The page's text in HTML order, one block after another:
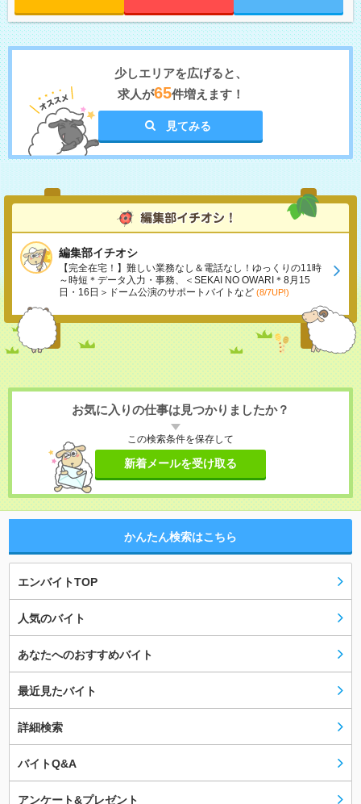
少しエリアを広げると、
求人が65件増えます！
見てみる
編集部イチオシ
【完全在宅！】難しい業務なし＆電話なし！ゆっくりの11時
～時短＊データ入力・事務、＜SEKAI NO OWARI＊8月15
日・16日＞ドーム公演のサポートバイトなど (8/7UP!)
お気に入りの仕事は見つかりましたか？
この検索条件を保存して
新着メールを受け取る
かんたん検索はこちら
エンバイトTOP
人気のバイト
あなたへのおすすめバイト
最近見たバイト
詳細検索
バイトQ&A
アンケート&プレゼント